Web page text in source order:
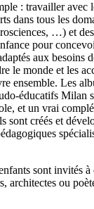
: travailler avec
dans tous les
…) et
pour
aux besoins
le monde et les
ensemble. Les
éducatifs Milan
et un vrai
sont créés et
sont invités à
architectes ou